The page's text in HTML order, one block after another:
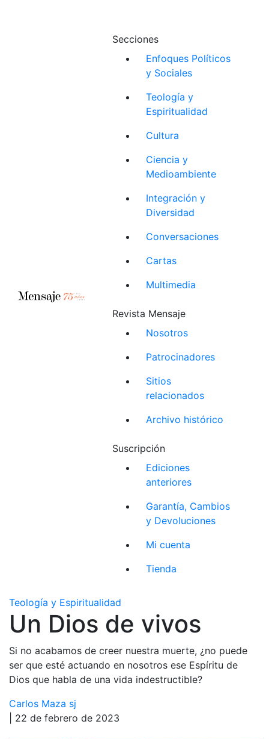
Secciones
Enfoques Políticos
y Sociales
Teología y
Espiritualidad
Cultura
Ciencia y
Medioambiente
Integración y
Diversidad
Conversaciones
Cartas
Multimedia
Revista Mensaje
Nosotros
Patrocinadores
Sitios
relacionados
Archivo histórico
Suscripción
Ediciones
anteriores
Garantía, Cambios
y Devoluciones
Mi cuenta
Tienda
Teología y Espiritualidad
Un Dios de vivos
Si no acabamos de creer nuestra muerte, ¿no puede
ser que esté actuando en nosotros ese Espíritu de
Dios que habla de una vida indestructible?
Carlos Maza sj
| 22 de febrero de 2023